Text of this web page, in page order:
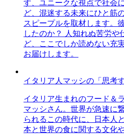
す、ユニークな視点で社会
ど、混迷する未来にひと筋
スピープルを取材します。
したのか？ 人知れぬ苦労や
ど、ここでしか読めない充
お届けします。
イタリア人マッシの「思考
イタリア生まれのフード＆
マッシさん。世界が急速に
られるこの時代に、日本人
本と世界の食に関する文化